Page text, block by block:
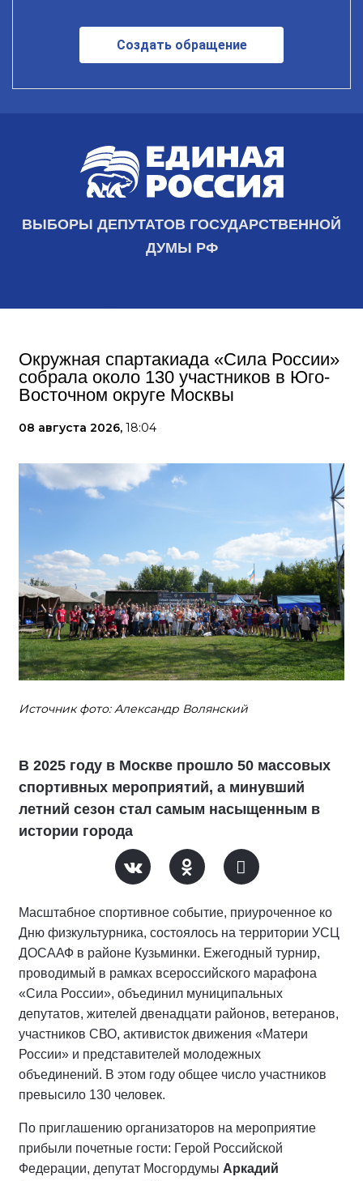
Создать обращение
ВЫБОРЫ ДЕПУТАТОВ ГОСУДАРСТВЕННОЙ
ДУМЫ РФ
Окружная спартакиада «Сила России»
собрала около 130 участников в Юго-
Восточном округе Москвы
08 августа 2026, 18:04
Источник фото: Александр Волянский
В 2025 году в Москве прошло 50 массовых
спортивных мероприятий, а минувший
летний сезон стал самым насыщенным в
истории города
Масштабное спортивное событие, приуроченное ко
Дню физкультурника, состоялось на территории УСЦ
ДОСААФ в районе Кузьминки. Ежегодный турнир,
проводимый в рамках всероссийского марафона
«Сила России», объединил муниципальных
депутатов, жителей двенадцати районов, ветеранов,
участников СВО, активисток движения «Матери
России» и представителей молодежных
объединений. В этом году общее число участников
превысило 130 человек.
По приглашению организаторов на мероприятие
прибыли почетные гости: Герой Российской
Федерации, депутат Мосгордумы Аркадий